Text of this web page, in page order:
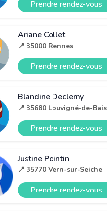
Prendre rendez-vous
Ariane Collet
📍 35000 Rennes
Prendre rendez-vous
Blandine Declemy
📍 35680 Louvigné-de-Bais
Prendre rendez-vous
Justine Pointin
📍 35770 Vern-sur-Seiche
Prendre rendez-vous